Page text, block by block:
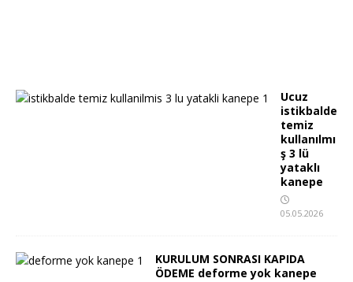
Ucuz
istikbalde
temiz
kullanılmı
ş 3 lü
yataklı
kanepe
05.05.2026
KURULUM SONRASI KAPIDA
ÖDEME deforme yok kanepe